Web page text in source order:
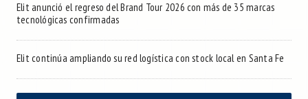
Elit anunció el regreso del Brand Tour 2026 con más de 35 marcas
tecnológicas confirmadas
Elit continúa ampliando su red logística con stock local en Santa Fe